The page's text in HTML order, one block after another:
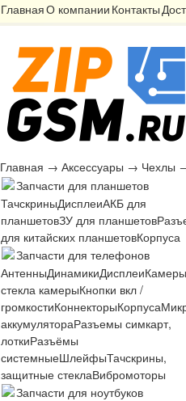
ГлавнаяО компании Контакты
Главная → Аксессуары → Чехлы
Запчасти для планшетов
ТачскриныДисплеиАКБ для
планшетовЗУ для планшетов
для китайских планшетовКорпуса
Запчасти для телефонов
АнтенныДинамикиДисплеи
стекла камерыКнопки вкл /
громкостиКоннекторыКорпуса
аккумулятораРазъемы симкарт,
лоткиРазъёмы
системныеШлейфыТачскрины,
защитные стеклаВибромоторы
Запчасти для ноутбуков